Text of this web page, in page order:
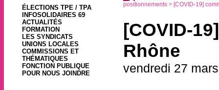
ÉLECTIONS TPE / TPA
INFOSOLIDAIRES 69
ACTUALITÉS
FORMATION
LES SYNDICATS
UNIONS LOCALES
COMMISSIONS ET
THÉMATIQUES
FONCTION PUBLIQUE
POUR NOUS JOINDRE
positionnements> [COVID-19]
[COVID-
Rhône
vendredi 27